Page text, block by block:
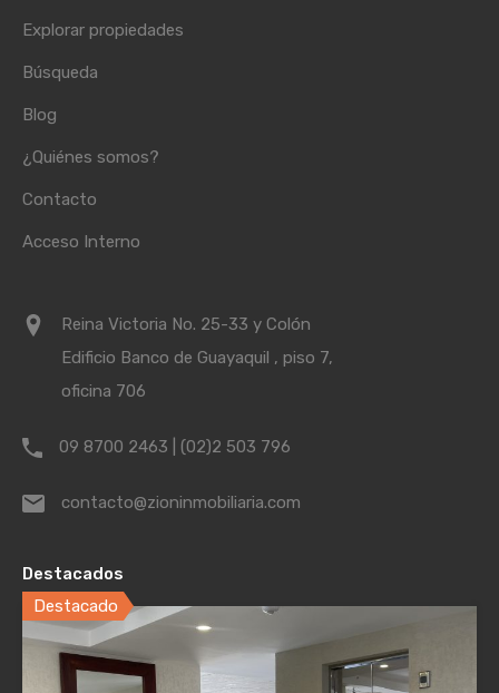
Explorar propiedades
Búsqueda
Blog
¿Quiénes somos?
Contacto
Acceso Interno
Reina Victoria No. 25-33 y Colón
Edificio Banco de Guayaquil , piso 7,
oficina 706
09 8700 2463 | (02)2 503 796
contacto@zioninmobiliaria.com
Destacados
Destacado